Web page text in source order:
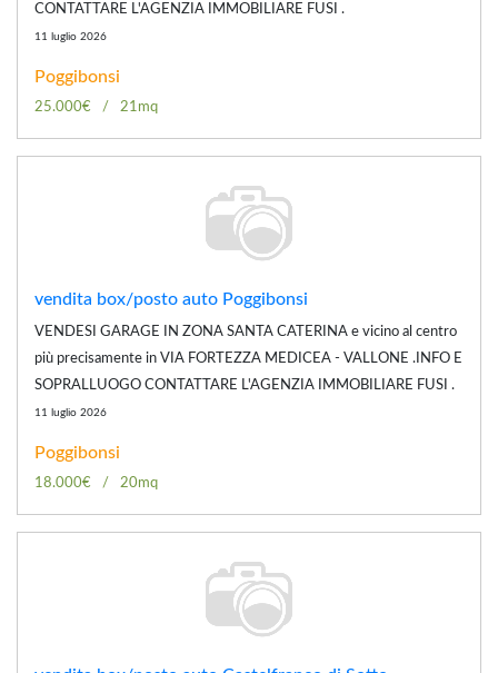
CONTATTARE L'AGENZIA IMMOBILIARE FUSI .
11 luglio 2026
Poggibonsi
25.000€ 21mq
vendita box/posto auto Poggibonsi
VENDESI GARAGE IN ZONA SANTA CATERINA e vicino al centro
più precisamente in VIA FORTEZZA MEDICEA - VALLONE .INFO E
SOPRALLUOGO CONTATTARE L'AGENZIA IMMOBILIARE FUSI .
11 luglio 2026
Poggibonsi
18.000€ 20mq